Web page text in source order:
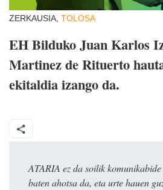
ZERKAUSIA, TOLOSA
EH Bilduko Juan Karlos
Martinez de Rituerto
ekitaldia izango da.
ATARIA ez da soilik
baten ahotsa da, eta urte hauen